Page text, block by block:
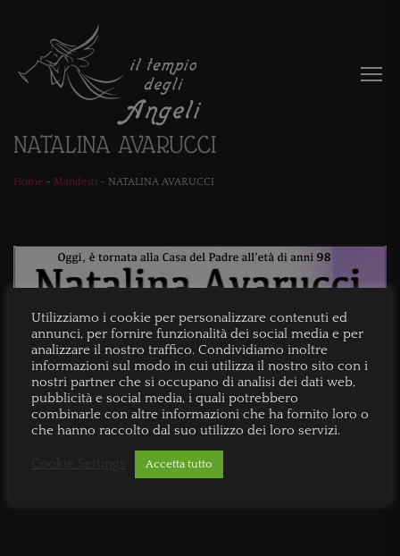
NATALINA AVARUCCI
Home - Manifesti - NATALINA AVARUCCI
Utilizziamo i cookie per personalizzare contenuti ed
annunci, per fornire funzionalità dei social media e per
analizzare il nostro traffico. Condividiamo inoltre
informazioni sul modo in cui utilizza il nostro sito con i
nostri partner che si occupano di analisi dei dati web,
pubblicità e social media, i quali potrebbero
combinarle con altre informazioni che ha fornito loro o
che hanno raccolto dal suo utilizzo dei loro servizi.
Accetta tutto